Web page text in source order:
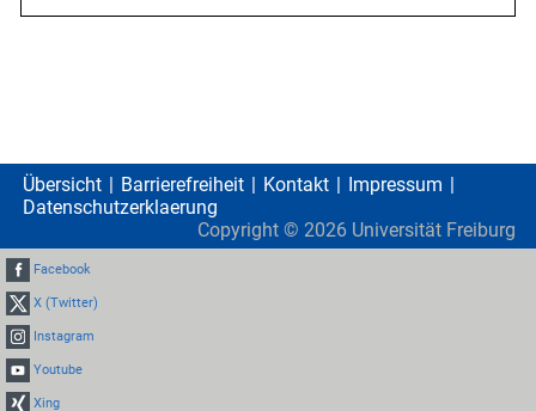
Übersicht Barrierefreiheit Kontakt
Impressum
Datenschutzerklaerung
Copyright © 2026 Universität Freiburg
Facebook
X (Twitter)
Instagram
Youtube
Xing